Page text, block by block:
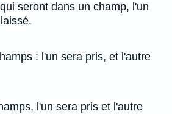
seront dans un champ, l'un
: l'un sera pris, et l'autre
l'un sera pris et l'autre